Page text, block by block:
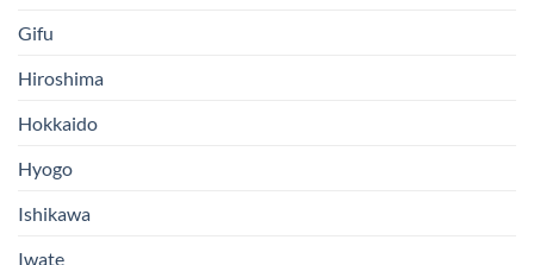
Gifu
Hiroshima
Hokkaido
Hyogo
Ishikawa
Iwate